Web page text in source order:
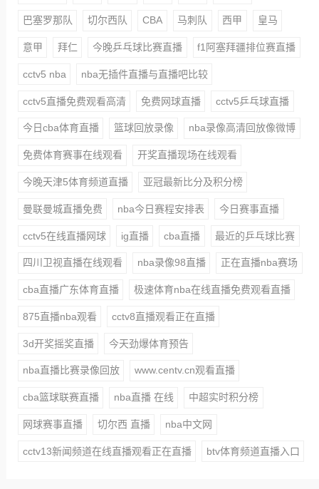
巴塞罗那队 切尔西队 CBA 马刺队 西甲 皇马
意甲 拜仁 今晚乒乓球比赛直播 f1阿塞拜疆排位赛直播
cctv5 nba nba无插件直播与直播吧比较
cctv5直播免费观看高清 免费网球直播 cctv5乒乓球直播
今日cba体育直播 篮球回放录像 nba录像高清回放像微博
免费体育赛事在线观看 开奖直播现场在线观看
今晚天津5体育频道直播 亚冠最新比分及积分榜
曼联曼城直播免费 nba今日赛程安排表 今日赛事直播
cctv5在线直播网球 ig直播 cba直播 最近的乒乓球比赛
四川卫视直播在线观看 nba录像98直播 正在直播nba赛场
cba直播广东体育直播 极速体育nba在线直播免费观看直播
875直播nba观看 cctv8直播观看正在直播
3d开奖摇奖直播 今天劲爆体育预告
nba直播比赛录像回放 www.centv.cn观看直播
cba篮球联赛直播 nba直播 在线 中超实时积分榜
网球赛事直播 切尔西 直播 nba中文网
cctv13新闻频道在线直播观看正在直播 btv体育频道直播入口